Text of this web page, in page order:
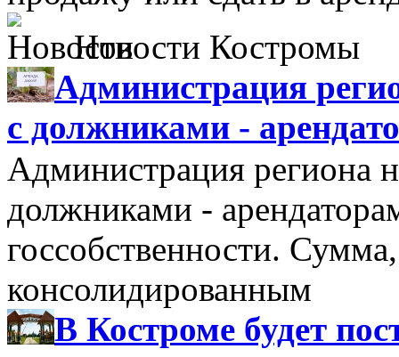
Новости Костромы
Администрация
с должниками -
Администрация региона
должниками -
госсобственности.
консолидированным
В Костроме будет